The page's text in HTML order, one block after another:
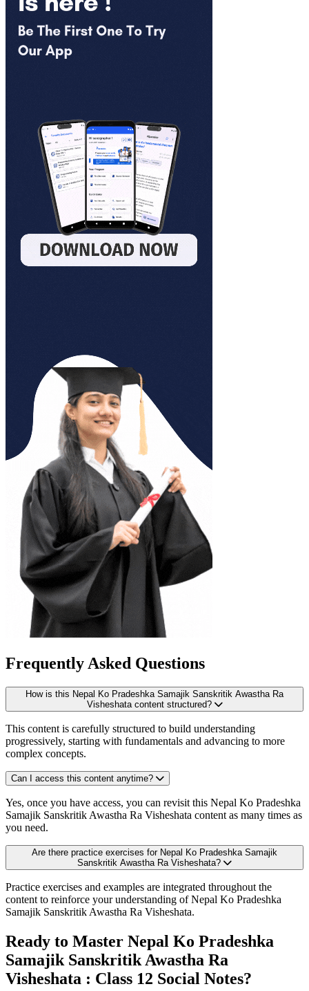
Frequently Asked Questions
How is this Nepal Ko Pradeshka Samajik Sanskritik Awastha Ra
Visheshata content structured?
This content is carefully structured to build understanding
progressively, starting with fundamentals and advancing to more
complex concepts.
Can I access this content anytime?
Yes, once you have access, you can revisit this Nepal Ko Pradeshka
Samajik Sanskritik Awastha Ra Visheshata content as many times as
you need.
Are there practice exercises for Nepal Ko Pradeshka Samajik
Sanskritik Awastha Ra Visheshata?
Practice exercises and examples are integrated throughout the
content to reinforce your understanding of Nepal Ko Pradeshka
Samajik Sanskritik Awastha Ra Visheshata.
Ready to Master Nepal Ko Pradeshka
Samajik Sanskritik Awastha Ra
Visheshata : Class 12 Social Notes?